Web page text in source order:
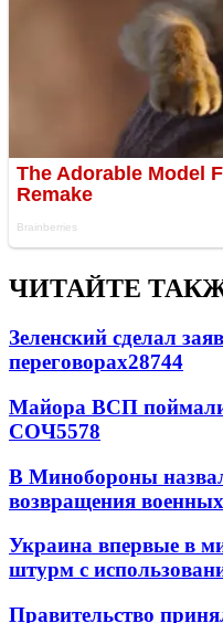
ЧИТАЙТЕ
Зеленский сделал
переговорах28744
Майора ВСП
СОЧ5578
В Минобороны
возвращения
Украина впервые в
штурм с
Правительство